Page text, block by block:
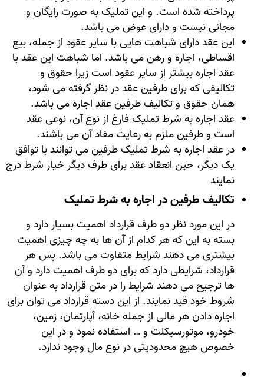
پرداخته شده است. و این تملیک به صورت رایگان و
مجانی نیست و دارای عوض می باشد.
این عقد دارای شباهت هایی با سایر عقود از جمله، بیع
اقساطی، اجاره و رهن می باشد. اما شباهت این عقد با
عقد اجاره بیشتر از سایر عقود است زیرا حقوق و
تکالیفی که برای طرفین عقد در نظر گرفته می ‌شود،
همان حقوق و تکالیف طرفین عقد اجاره می باشد.
عقد اجاره به شرط تملیک فارغ از نوع آن، نوعی عقد
است و طرفین ملزم به رعایت مفاد آن می باشند.
در عقد اجاره به شرط تملیک طرفین می توانند با توافق
یک دیگر، حین انعقاد عقد برای طرف دیگر خیار شرط درج
نمایند
تکالیف طرفین در اجاره به شرط تملیک
در این مورد نظر دو طرف قرارداد اهمیت بسیار دارد و
بسته به این که هر کدام از آن ها به چه چیزی اهمیت
بیشتری می دهند شرایط متفاوت می باشد. پس هر
قرارداد، شرایطی دارد که برای دو طرف اهمیت دارد و آن
ها ترجیح می دهند شرایط را در متن قرارداد به عنوان
شروط خود قید نمایند. از این دسته قرارداد می توان برای
اجاره دادن هر مالی از جمله خانه، آپارتمان، زمین،
خودرو، موتورسیکلت و … استفاده نمود و در این
خصوص هیچ محدودیتی در نوع مال وجود ندارد.